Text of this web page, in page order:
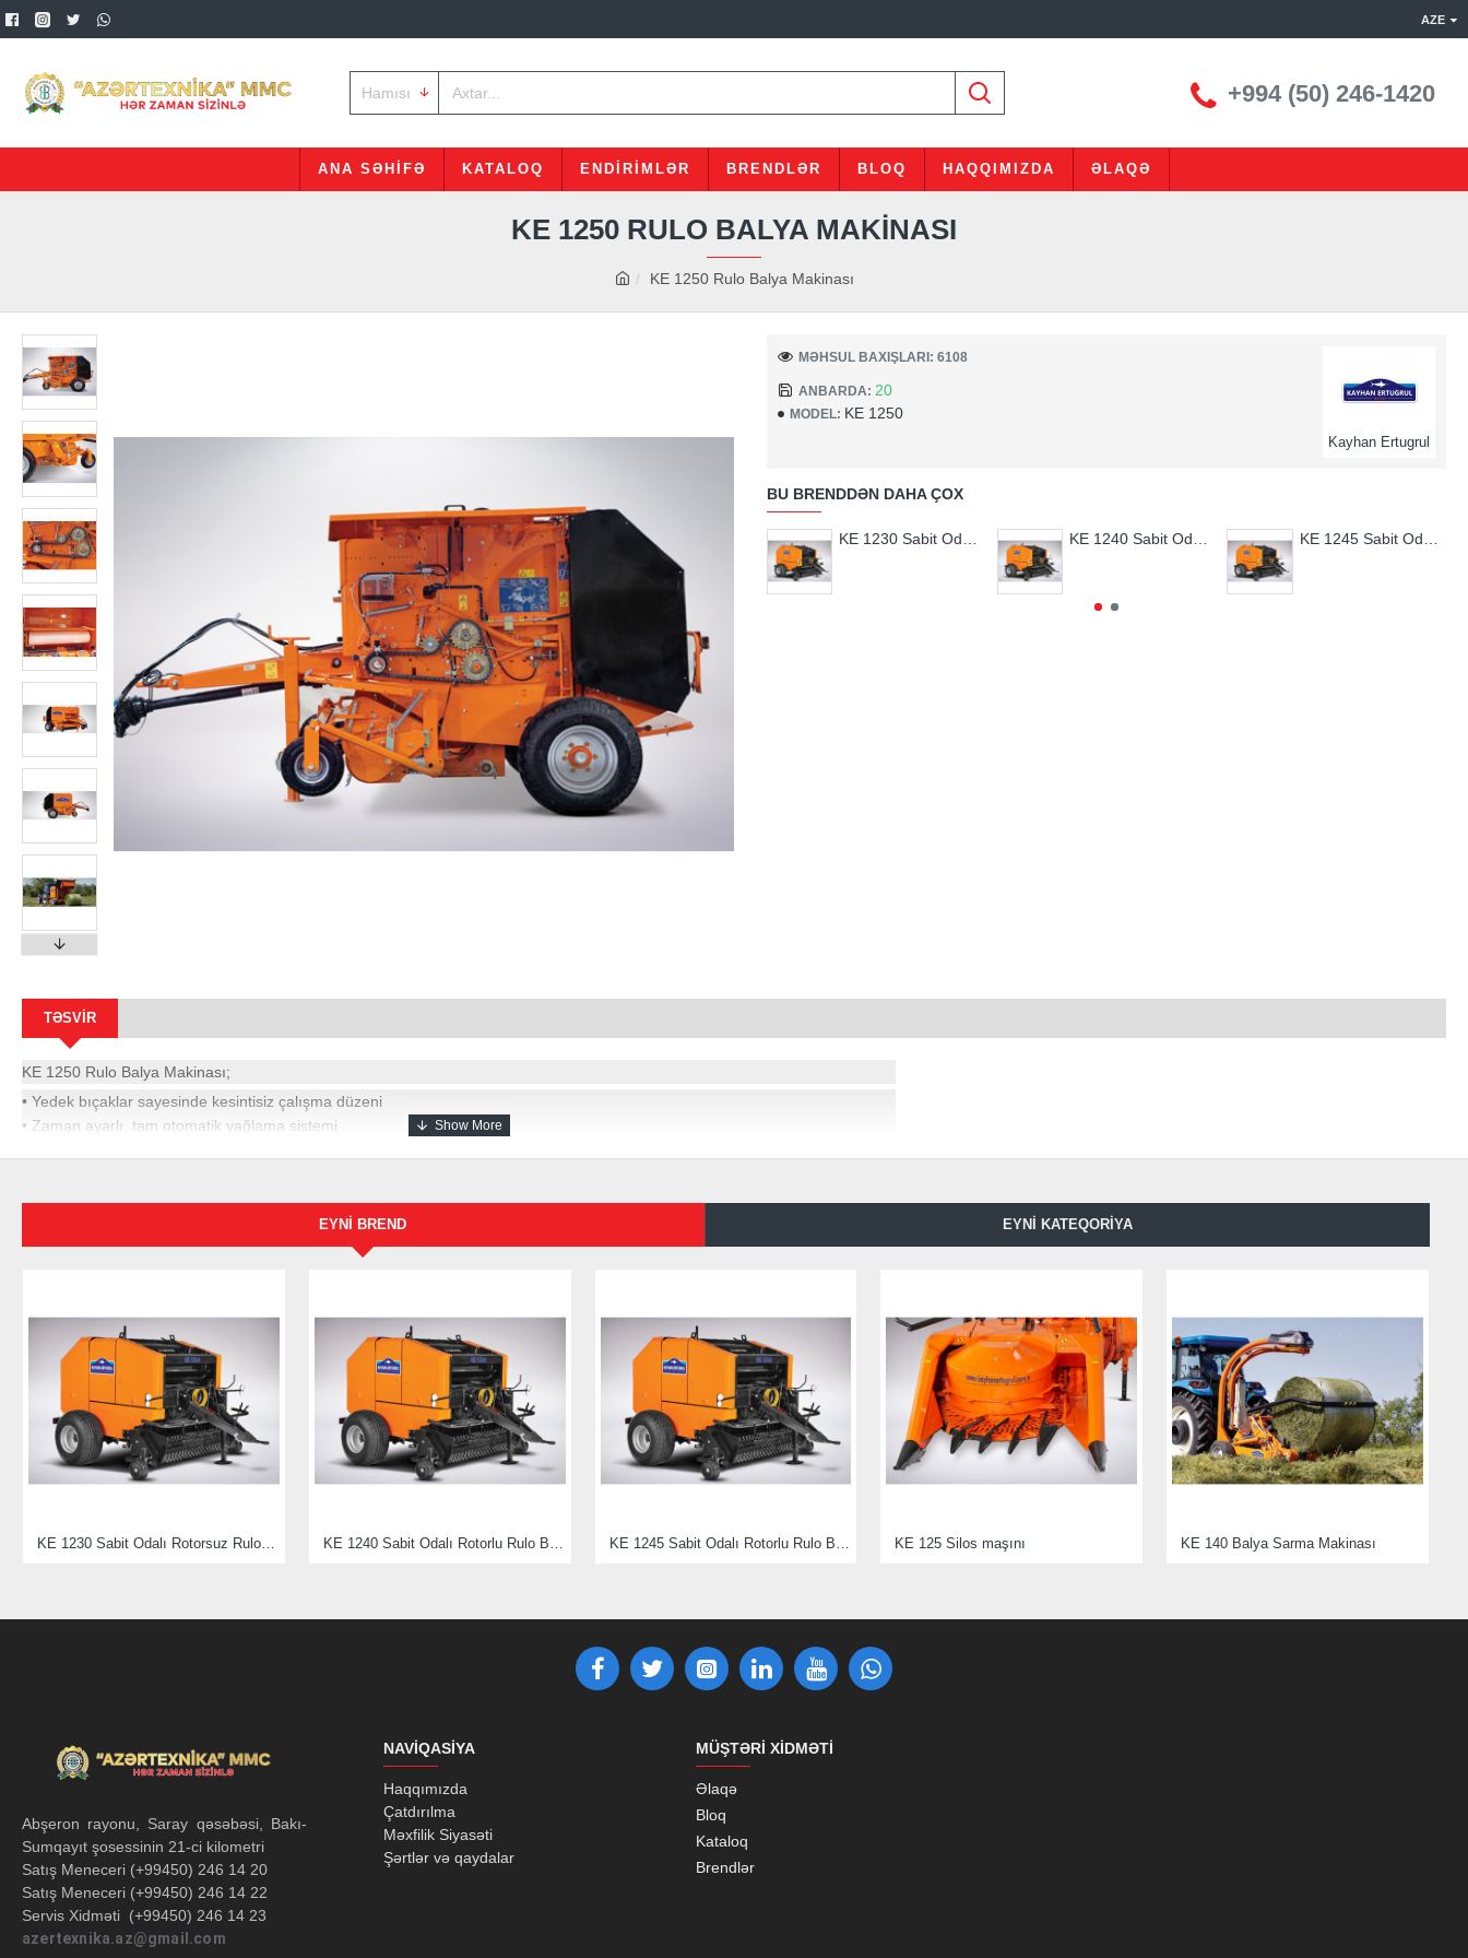
AZE
Hamısı +994 (50) 246-1420
ANA SƏHIFƏ KATALOQ ENDIRIMLƏR BRENDLƏR BLOQ HAQQIMIZDA ƏLAQƏ
KE 1250 Rulo Balya Makinası
KE 1250 RULO BALYA MAKINASI
ANBARDA: 20
MODEL: KE 1250
Kayhan Ertugrul
MƏHSUL BAXIŞLARI: 6108
BU BRENDDƏN DAHA ÇOX
TƏSVIR
KE 1250 Rulo Balya Makinası;
• Yedek bıçaklar sayesinde kesintisiz çalışma düzeni
• Zaman ayarlı, tam otomatik yağlama sistemi
• Merdanelere hareket veren ekstra güçlü özel zincir sistemi
• Tam otomatik elektronik kontrol paneli
TEKNİK ÖZELLİKLER
Toplama Düzeni 2000
Ağırlık kg 3180
6,00 - 6
NHS 2
14PR 2
Adet
Ortalama Uzunluk 4100
Ortalama Yükseklik 2150
Ortalama Genişlik
EYNI BREND EYNI KATEQORIYA
KE 1230 Sabit Odalı Rotorsuz Rulo Balya Makinası KE 1240 Sabit Odalı Rotorlu Rulo Balya Makinası KE 1245 Sabit Odalı Rotorlu Rulo Balya Makinası KE 125 Silos maşını KE 140 Balya Sarma Makinası
Abşeron rayonu, Saray qəsəbəsi, Bakı-
Sumqayıt şosessinin 21-ci kilometri
Satış Meneceri (+99450) 246 14 20
Satış Meneceri (+99450) 246 14 22
Servis Xidməti (+99450) 246 14 23
azertexnika.az@gmail.com
NAVIQASIYA
Haqqımızda
Çatdırılma
Məxfilik Siyasəti
Şərtlər və qaydalar
MÜŞTƏRI XIDMƏTI
Əlaqə
Bloq
Kataloq
Brendlər